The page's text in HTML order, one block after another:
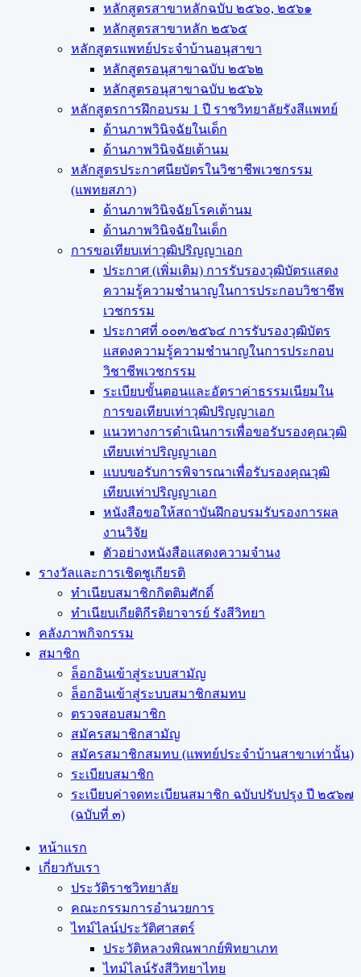
หลักสูตรสาขาหลักฉบับ ๒๕๖๐, ๒๕๖๑
หลักสูตรสาขาหลัก ๒๕๖๕
หลักสูตรแพทย์ประจำบ้านอนุสาขา
หลักสูตรอนุสาขาฉบับ ๒๕๖๒
หลักสูตรอนุสาขาฉบับ ๒๕๖๖
หลักสูตรการฝึกอบรม 1 ปี ราชวิทยาลัยรังสีแพทย์
ด้านภาพวินิจฉัยในเด็ก
ด้านภาพวินิจฉัยเต้านม
หลักสูตรประกาศนียบัตรในวิชาชีพเวชกรรม
(แพทยสภา)
ด้านภาพวินิจฉัยโรคเต้านม
ด้านภาพวินิจฉัยในเด็ก
การขอเทียบเท่า​วุฒิปริญญา​เอก
ประกาศ (เพิ่มเติม) การรับรองวุฒิบัตรแสดง
ความรู้ความชำนาญในการประกอบวิชาชีพ
เวชกรรม
ประกาศที่ ๐๐๓/๒๕๖๔ การรับรองวุฒิบัตร
แสดงความรู้ความชำนาญในการประกอบ
วิชาชีพเวชกรรม
ระเบียบขั้นตอนและอัตราค่าธรรมเนียมใน
การขอเทียบเท่าวุฒิปริญญาเอก
แนวทางการดำเนินการเพื่อขอรับรองคุณวุฒิ
เทียบเท่าปริญญาเอก
แบบขอรับการพิจารณาเพื่อรับรองคุณวุฒิ
เทียบเท่าปริญญาเอก
หนังสือขอให้สถาบันฝึกอบรมรับรองการผล
งานวิจัย
ตัวอย่างหนังสือแสดงความจำนง
รางวัลและการเชิดชูเกียรติ
ทำเนียบสมาชิกกิตติมศักดิ์
ทำเนียบเกียติกีรติยาจารย์ รังสีวิทยา
คลังภาพกิจกรรม
สมาชิก
ล็อกอินเข้าสู่ระบบสามัญ
ล็อกอินเข้าสู่ระบบสมาชิกสมทบ
ตรวจสอบสมาชิก
สมัครสมาชิกสามัญ
สมัครสมาชิกสมทบ (แพทย์ประจำบ้านสาขาเท่านั้น)
ระเบียบสมาชิก
ระเบียบค่าจดทะเบียนสมาชิก ฉบับปรับปรุง ปี ๒๕๖๗
(ฉบับที่ ๓)
หน้าแรก
เกี่ยวกับเรา
ประวัติราชวิทยาลัย
คณะกรรมการอำนวยการ
ไทม์ไลน์ประวัติศาสตร์
ประวัติหลวงพิณพากย์พิทยาเภท
ไทม์ไลน์รังสีวิทยาไทย